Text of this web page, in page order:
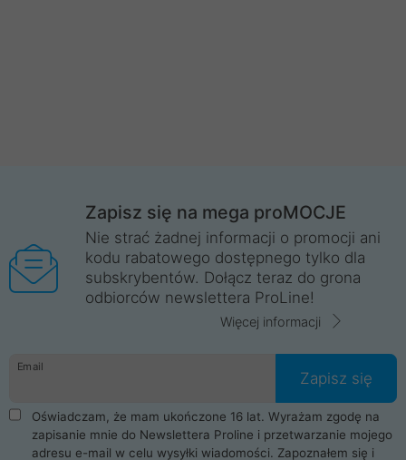
Zapisz się na mega proMOCJE
Nie strać żadnej informacji o promocji ani
kodu rabatowego dostępnego tylko dla
subskrybentów. Dołącz teraz do grona
odbiorców newslettera ProLine!
Więcej informacji
Email
Zapisz się
Oświadczam, że mam ukończone 16 lat. Wyrażam zgodę na
zapisanie mnie do Newslettera Proline i przetwarzanie mojego
adresu e-mail w celu wysyłki wiadomości. Zapoznałem się i